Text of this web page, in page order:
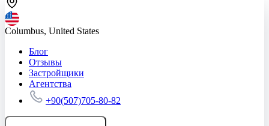
Columbus, United States
Блог
Отзывы
Застройщики
Агентства
+90(507)705-80-82